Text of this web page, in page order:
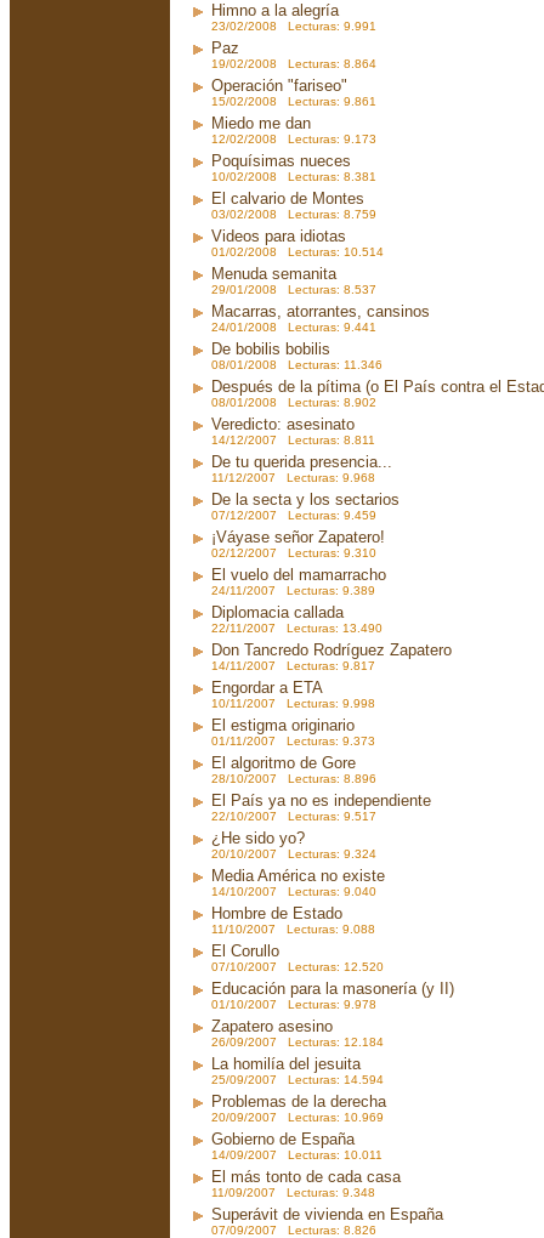
Himno a la alegría
23/02/2008 Lecturas: 9.991
Paz
19/02/2008 Lecturas: 8.864
Operación "fariseo"
15/02/2008 Lecturas: 9.861
Miedo me dan
12/02/2008 Lecturas: 9.173
Poquísimas nueces
10/02/2008 Lecturas: 8.381
El calvario de Montes
03/02/2008 Lecturas: 8.759
Videos para idiotas
01/02/2008 Lecturas: 10.514
Menuda semanita
29/01/2008 Lecturas: 8.537
Macarras, atorrantes, cansinos
24/01/2008 Lecturas: 9.441
De bobilis bobilis
08/01/2008 Lecturas: 11.346
Después de la pítima (o El País contra el
08/01/2008 Lecturas: 8.902
Veredicto: asesinato
14/12/2007 Lecturas: 8.811
De tu querida presencia...
11/12/2007 Lecturas: 9.968
De la secta y los sectarios
07/12/2007 Lecturas: 9.459
¡Váyase señor Zapatero!
02/12/2007 Lecturas: 9.310
El vuelo del mamarracho
24/11/2007 Lecturas: 9.389
Diplomacia callada
22/11/2007 Lecturas: 13.490
Don Tancredo Rodríguez Zapatero
14/11/2007 Lecturas: 9.817
Engordar a ETA
10/11/2007 Lecturas: 9.998
El estigma originario
01/11/2007 Lecturas: 9.373
El algoritmo de Gore
28/10/2007 Lecturas: 8.896
El País ya no es independiente
22/10/2007 Lecturas: 9.517
¿He sido yo?
20/10/2007 Lecturas: 9.324
Media América no existe
14/10/2007 Lecturas: 9.040
Hombre de Estado
11/10/2007 Lecturas: 9.088
El Corullo
07/10/2007 Lecturas: 12.520
Educación para la masonería (y II)
01/10/2007 Lecturas: 9.978
Zapatero asesino
26/09/2007 Lecturas: 12.184
La homilía del jesuita
25/09/2007 Lecturas: 14.594
Problemas de la derecha
20/09/2007 Lecturas: 10.969
Gobierno de España
14/09/2007 Lecturas: 10.011
El más tonto de cada casa
11/09/2007 Lecturas: 9.348
Superávit de vivienda en España
07/09/2007 Lecturas: 8.826